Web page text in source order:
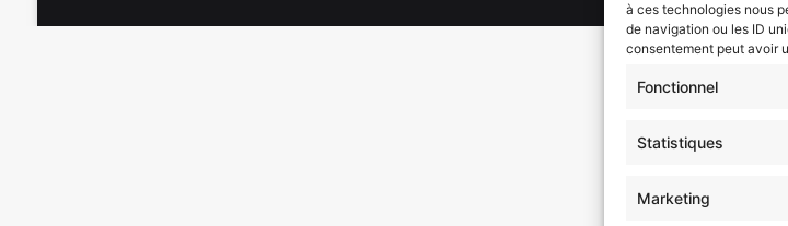
à ces technologies nous
de navigation ou les ID
consentement peut avoir
Fonctionnel
Statistiques
Marketing